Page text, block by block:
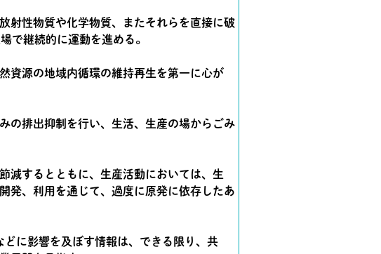
射性物質や化学物質、またそれらを直接に破
で継続的に運動を進める。
資源の地域内循環の維持再生を第一に心が
の排出抑制を行い、生活、生産の場からごみ
減するとともに、生産活動においては、生
発、利用を通じて、過度に原発に依存したあ
に影響を及ぼす情報は、できる限り、共